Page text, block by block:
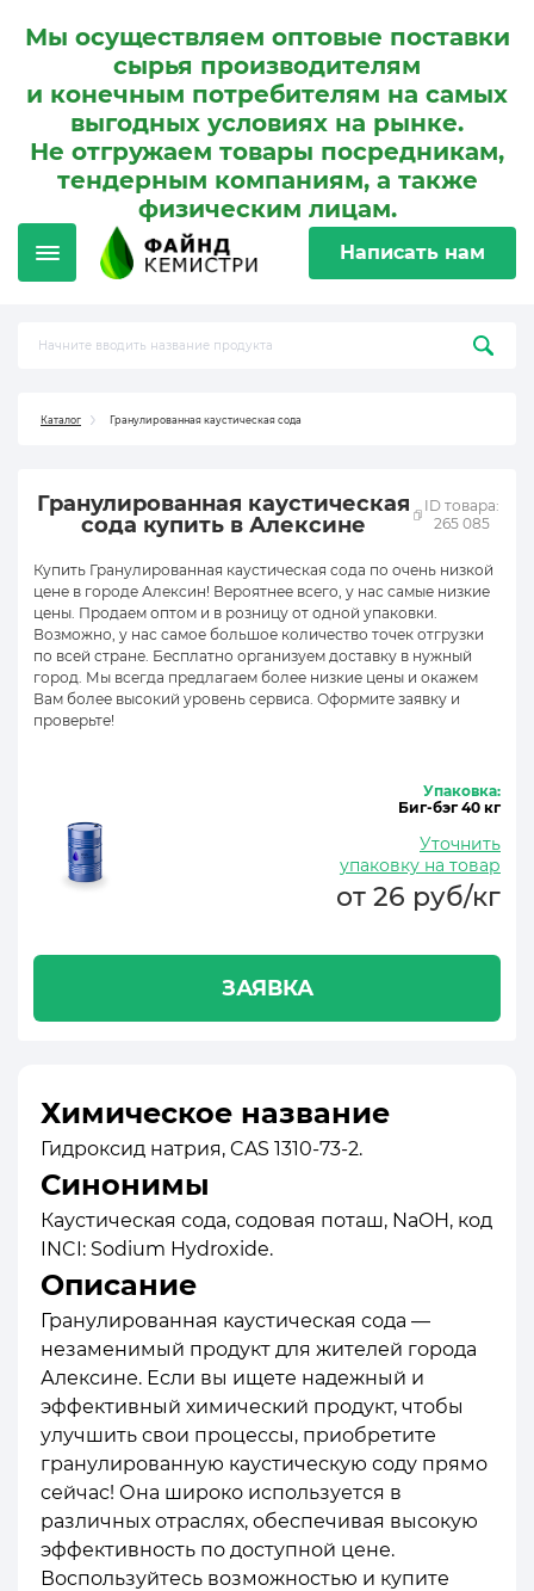
Мы осуществляем оптовые поставки
сырья производителям
и конечным потребителям на самых
выгодных условиях на рынке.
Не отгружаем товары посредникам,
тендерным компаниям, а также
физическим лицам.
Написать нам
Каталог Гранулированная каустическая сода
Гранулированная каустическая
сода купить в Алексине
ID товара:
265 085
Купить Гранулированная каустическая сода по очень низкой
цене в городе Алексин! Вероятнее всего, у нас самые низкие
цены. Продаем оптом и в розницу от одной упаковки.
Возможно, у нас самое большое количество точек отгрузки
по всей стране. Бесплатно организуем доставку в нужный
город. Мы всегда предлагаем более низкие цены и окажем
Вам более высокий уровень сервиса. Оформите заявку и
проверьте!
Упаковка:
Биг-бэг 40 кг
Уточнить
упаковку на товар
от 26 руб/кг
ЗАЯВКА
Химическое название
Гидроксид натрия, CAS 1310-73-2.
Синонимы
Каустическая сода, содовая поташ, NaOH, код
INCI: Sodium Hydroxide.
Описание
Гранулированная каустическая сода —
незаменимый продукт для жителей города
Алексине. Если вы ищете надежный и
эффективный химический продукт, чтобы
улучшить свои процессы, приобретите
гранулированную каустическую соду прямо
сейчас! Она широко используется в
различных отраслях, обеспечивая высокую
эффективность по доступной цене.
Воспользуйтесь возможностью и купите